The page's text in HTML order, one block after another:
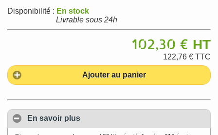
Disponibilité : En stock
Livrable sous 24h
102,30 € HT
122,76 € TTC
Ajouter au panier
En savoir plus